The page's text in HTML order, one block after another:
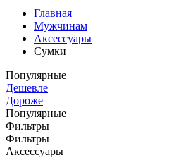
Главная
Мужчинам
Аксессуары
Сумки
Популярные
Дешевле
Дороже
Популярные
Фильтры
Фильтры
Аксессуары